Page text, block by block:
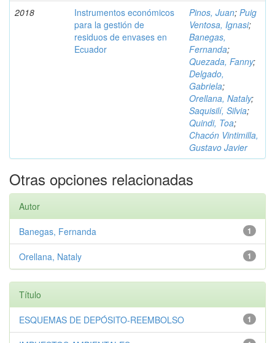
2018
Instrumentos económicos
para la gestión de
residuos de envases en
Ecuador
Pinos, Juan; Puig
Ventosa, Ignasi;
Banegas,
Fernanda;
Quezada, Fanny;
Delgado,
Gabriela;
Orellana, Nataly;
Saquisilí, Silvia;
Quindi, Toa;
Chacón Vintimilla,
Gustavo Javier
Otras opciones relacionadas
Autor
1
Banegas, Fernanda
1
Orellana, Nataly
Título
1
ESQUEMAS DE DEPÓSITO-REEMBOLSO